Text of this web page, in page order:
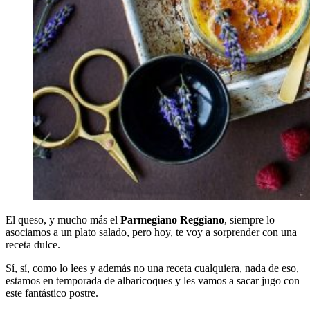
El queso, y mucho más el Parmegiano Reggiano, siempre lo
asociamos a un plato salado, pero hoy, te voy a sorprender con una
receta dulce.
Sí, sí, como lo lees y además no una receta cualquiera, nada de eso,
estamos en temporada de albaricoques y les vamos a sacar jugo con
este fantástico postre.